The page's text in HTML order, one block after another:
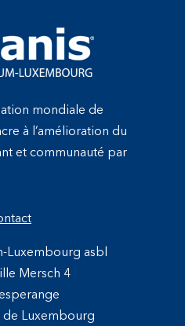
mondiale de
à l’amélioration du
et communauté par
Luxembourg asbl
Mersch 4
de Luxembourg